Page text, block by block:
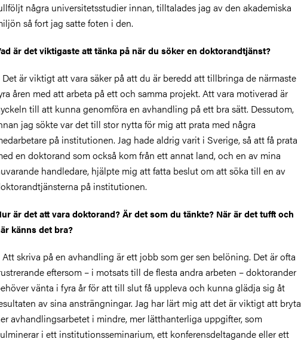
några universitetsstudier innan, tilltalades jag av den akademiska
så fort jag satte foten i den.
är det viktigaste att tänka på när du söker en doktorandtjänst?
Det är viktigt att vara säker på att du är beredd att tillbringa de närmaste
åren med att arbeta på ett och samma projekt. Att vara motiverad är
till att kunna genomföra en avhandling på ett bra sätt. Dessutom,
jag sökte var det till stor nytta för mig att prata med några
på institutionen. Jag hade aldrig varit i Sverige, så att få prata
en doktorand som också kom från ett annat land, och en av mina
handledare, hjälpte mig att fatta beslut om att söka till en av
på institutionen.
är det att vara doktorand? Är det som du tänkte? När är det tufft och
känns det bra?
Att skriva på en avhandling är ett jobb som ger sen belöning. Det är ofta
eftersom – i motsats till de flesta andra arbeten – doktorander
vänta i fyra år för att till slut få uppleva och kunna glädja sig åt
av sina ansträngningar. Jag har lärt mig att det är viktigt att bryta
avhandlingsarbetet i mindre, mer lätthanterliga uppgifter, som
i ett institutionsseminarium, ett konferensdeltagande eller ett